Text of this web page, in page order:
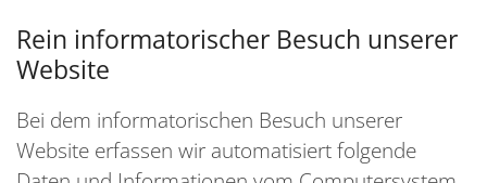
Rein informatorischer Besuch unserer
Website
Bei dem informatorischen Besuch unserer
Website erfassen wir automatisiert folgende